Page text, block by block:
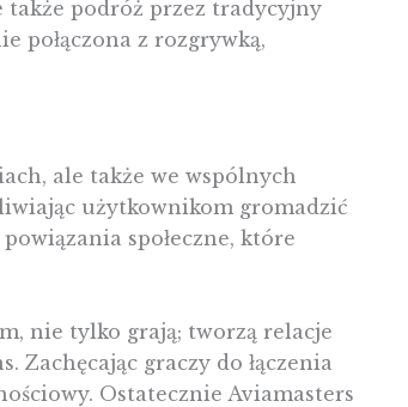
także podróż przez tradycyjny
połączona z rozgrywką,
ale także we wspólnych
użytkownikom gromadzić
społeczne, które
nie tylko grają; tworzą relacje
Zachęcając graczy do łączenia
Ostatecznie Aviamasters